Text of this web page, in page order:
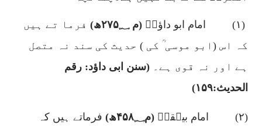
(۱) امام ابو داؤدؒ (م ۲۷۵؁ھ)
فرما تے ہیں
کہ اس (ابو موسی ؒ کی ) حدیث کی سند نہ متصل
ہے اور نہ قوی ہے۔ (سنن ابی داؤد: رقم
الحدیث:۱۵۹)
(۲) امام بیہقیؒ (م ۴۵۸؁ھ)
فرماتے ہیں کہ